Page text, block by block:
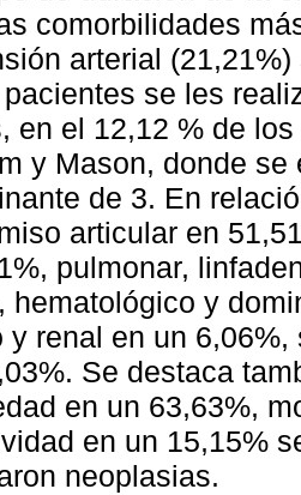
comorbilidades
arterial
se les
en el 12,12 % de
y Mason, donde
de 3. En
articular en
pulmonar,
hematológico y
y renal en un
Se destaca
en un 63,63%,
en un 15,15%
neoplasias.